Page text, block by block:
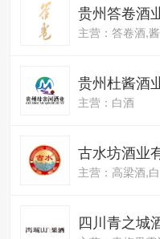
贵州答卷酒
主营：答卷酒,
贵州杜酱酒
主营：白酒
古水坊酒业
主营：高梁酒,
四川青之城